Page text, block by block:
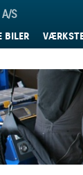
BILER
S